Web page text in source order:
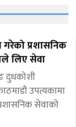
प्रशासनिक
लिए सेवा
दुधकोशी
उपत्यकामा
सेवाको